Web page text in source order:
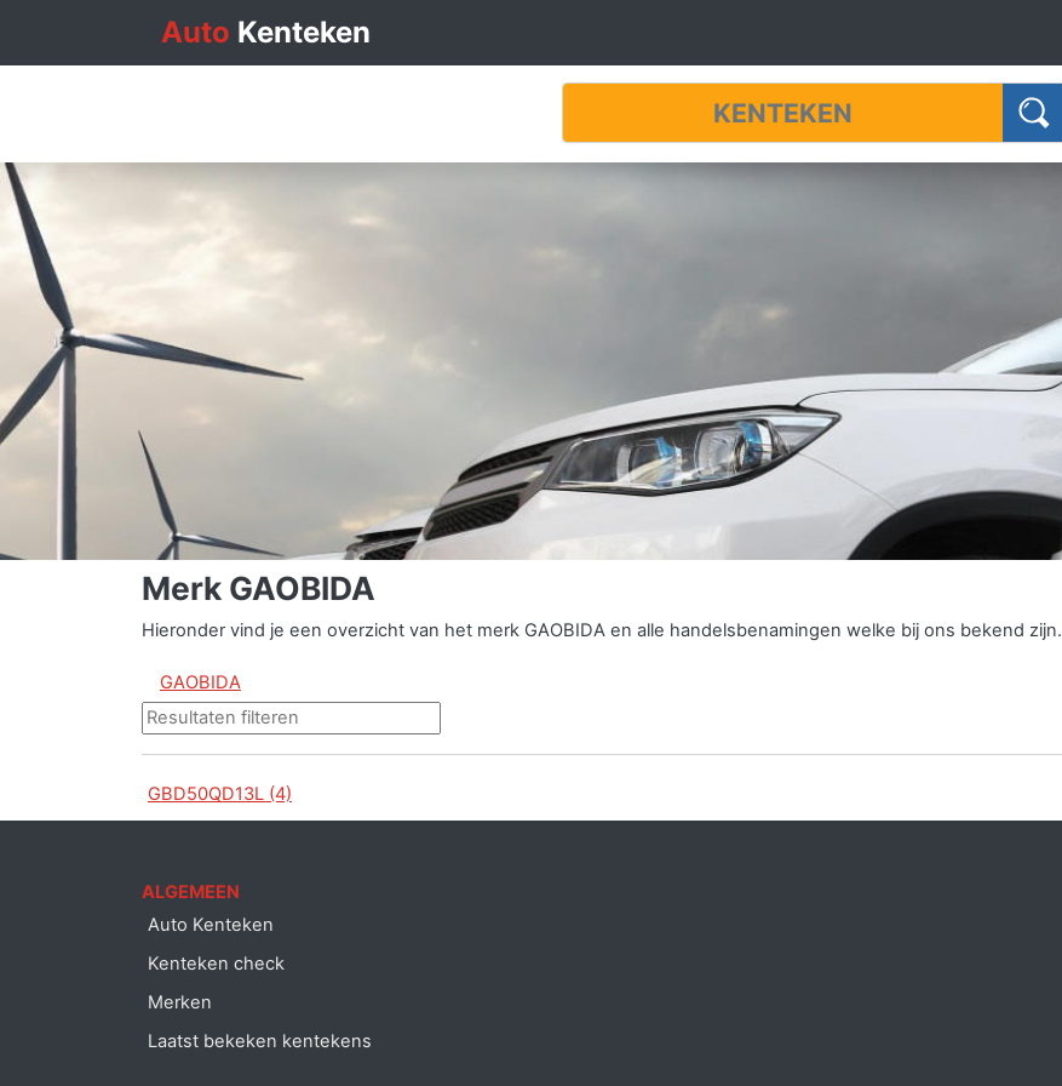
Auto Kenteken
Merk GAOBIDA
Hieronder vind je een overzicht van het merk GAOBIDA en alle handelsbenamingen welke bij ons bekend zijn.
GAOBIDA
GBD50QD13L (4)
ALGEMEEN
Auto Kenteken
Kenteken check
Merken
Laatst bekeken kentekens